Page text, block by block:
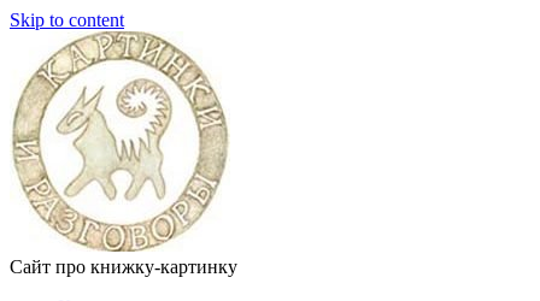
Skip to content
Сайт про книжку-картинку